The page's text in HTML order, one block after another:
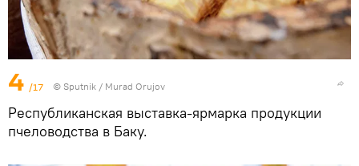
4 /17 © Sputnik / Murad Orujov
Республиканская выставка-ярмарка продукции
пчеловодства в Баку.